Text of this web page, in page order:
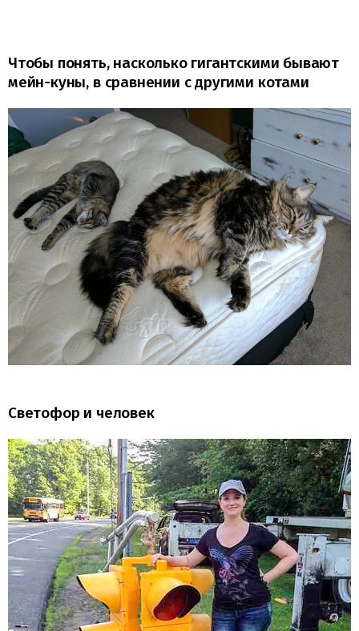
Чтобы понять, насколько гигантскими бывают
мейн-куны, в сравнении с другими котами
Светофор и человек